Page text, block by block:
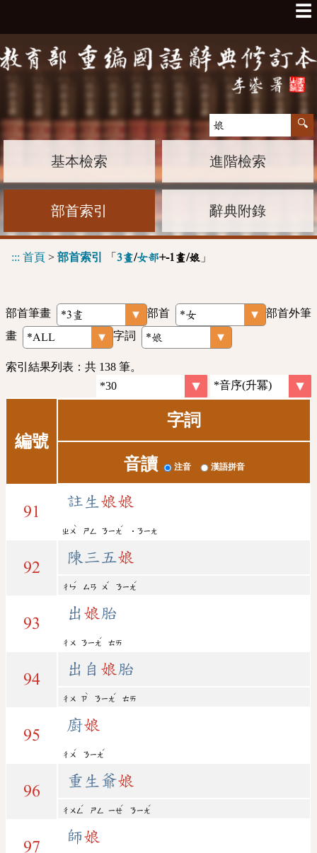
☰
基本檢索 進階檢索
部首索引 辭典附錄
::: 首頁 > 部首索引 「 3畫/女部+-1畫/娘 」
部首筆畫 部首
部首外筆
畫
字詞
索引結果列表：共 138 筆。
編號
字詞
音讀 注音 漢語拼音
91
註生 娘娘
ㄓㄨ
ˋ
ㄕㄥ ㄋㄧㄤ
ˊ
˙ㄋㄧㄤ
92
陳三五娘
ㄔㄣ
ˊ
ㄙㄢ ㄨ
ˇ
ㄋㄧㄤ
ˊ
93
出 娘 胎
ㄔㄨ ㄋㄧㄤ
ˊ
ㄊㄞ
94
出自 娘 胎
ㄔㄨ ㄗ
ˋ
ㄋㄧㄤ
ˊ
ㄊㄞ
95
廚娘
ㄔㄨ
ˊ
ㄋㄧㄤ
ˊ
96
重生爺娘
ㄔㄨㄥ
ˊ
ㄕㄥ ㄧㄝ
ˊ
ㄋㄧㄤ
ˊ
97
師娘